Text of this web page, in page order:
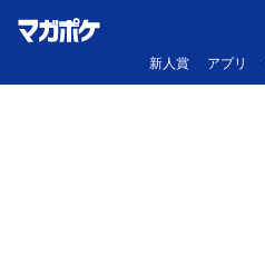
新人賞 アプリ